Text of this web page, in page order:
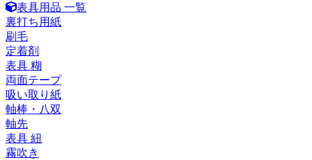
表具用品 一覧
裏打ち用紙
刷毛
定着剤
表具 糊
両面テープ
吸い取り紙
軸棒・八双
軸先
表具 紐
霧吹き